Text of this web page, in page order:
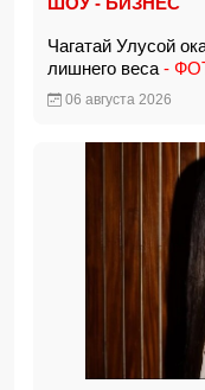
Чагатай Улусой
лишнего веса -
06 августа 2026